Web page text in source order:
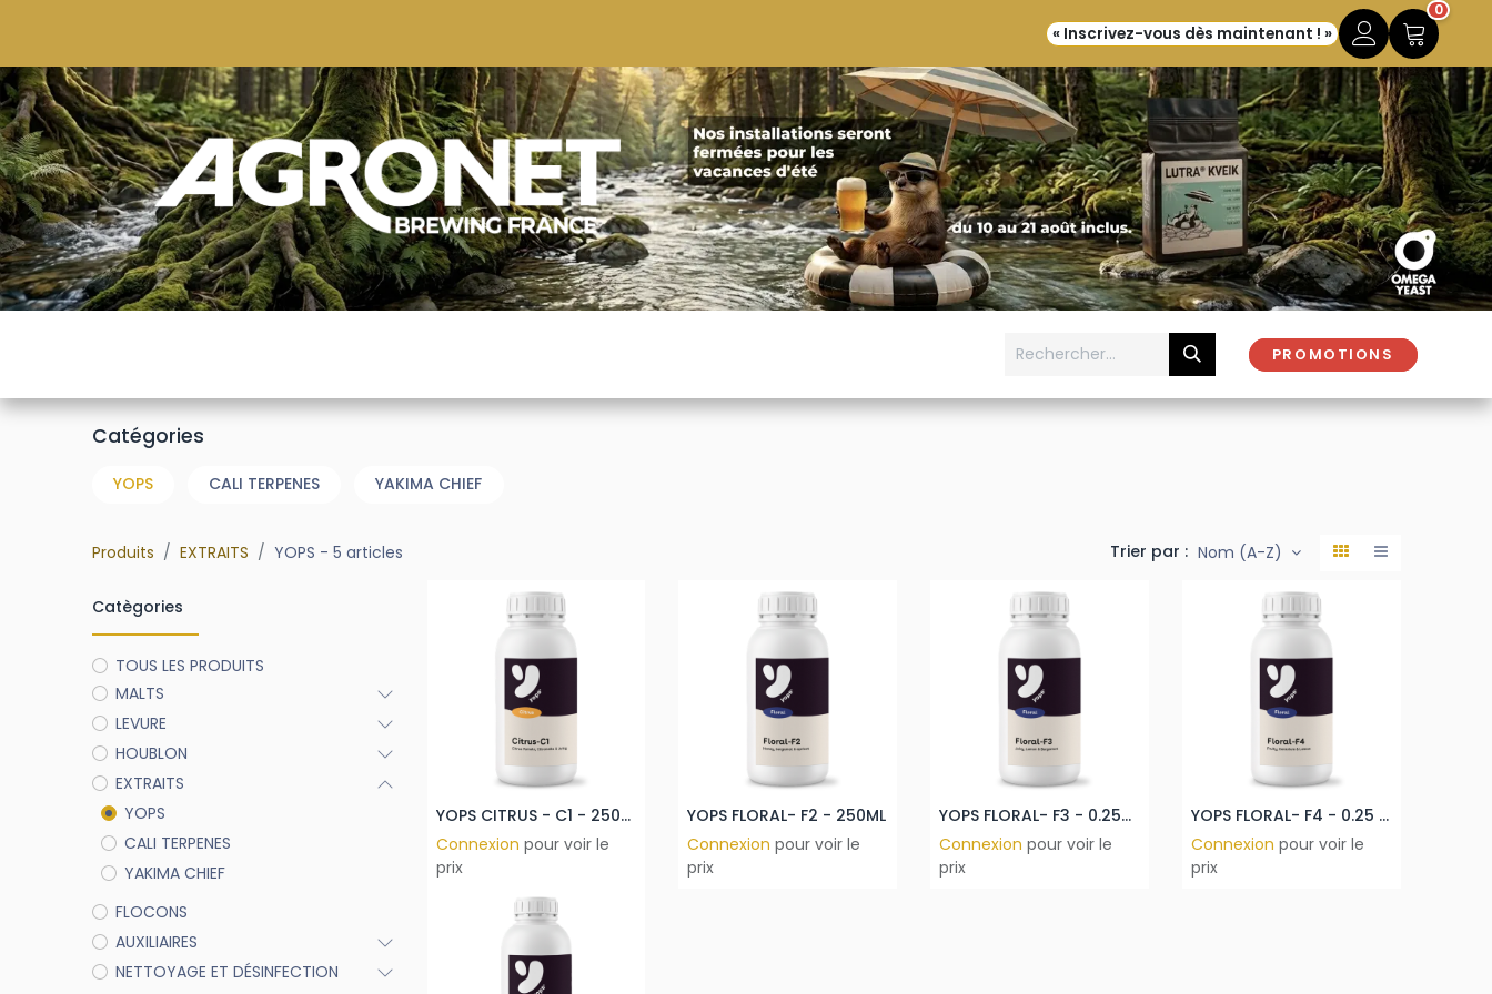
« Inscrivez-vous dès maintenant ! »
0
PROMOTIONS
Catégories
YOPS CALI TERPENES YAKIMA CHIEF
Produits EXTRAITS YOPS - 5 articles Trier par : Nom (A-Z)
Catègories
TOUS LES PRODUITS
MALTS
LEVURE
HOUBLON
EXTRAITS
YOPS
CALI TERPENES
YAKIMA CHIEF
FLOCONS
AUXILIAIRES
NETTOYAGE ET DÉSINFECTION
YOPS CITRUS - C1 - 250ML
Connexion pour voir le
prix
YOPS FLORAL- F2 - 250ML
Connexion pour voir le
prix
YOPS FLORAL- F3 - 0.25kg
Connexion pour voir le
prix
YOPS FLORAL- F4 - 0.25 kg
Connexion pour voir le
prix